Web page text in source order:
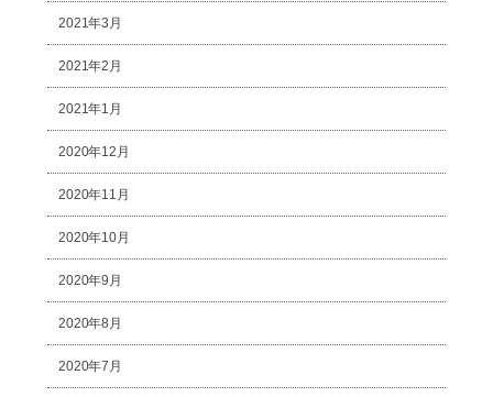
2021年3月
2021年2月
2021年1月
2020年12月
2020年11月
2020年10月
2020年9月
2020年8月
2020年7月